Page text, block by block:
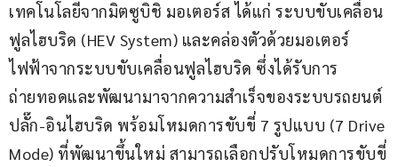
เทคโนโลยีจากมิตซูบิชิ มอเตอร์ส ได้แก่ ระบบขับเคลื่อน
ฟูลไฮบริด (HEV System) และคล่องตัวด้วยมอเตอร์
ไฟฟ้าจากระบบขับเคลื่อนฟูลไฮบริด ซึ่งได้รับการ
ถ่ายทอดและพัฒนามาจากความสำเร็จของระบบรถยนต์
ปลั๊ก-อินไฮบริด พร้อมโหมดการขับขี่ 7 รูปแบบ (7 Drive
Mode) ที่พัฒนาขึ้นใหม่ สามารถเลือกปรับโหมดการขับขี่